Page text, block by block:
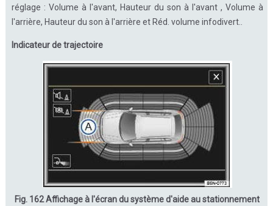
réglage : Volume à l'avant, Hauteur du son à l'avant , Volume à
l'arrière, Hauteur du son à l'arrière et Réd. volume infodivert..
Indicateur de trajectoire
Fig. 162 Affichage à l'écran du système d'aide au stationnement